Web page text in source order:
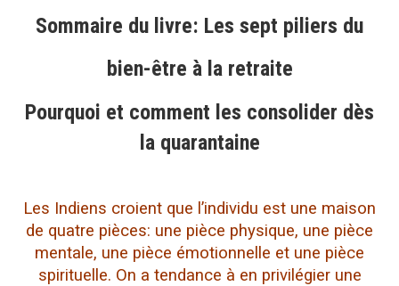
Sommaire du livre: Les sept piliers du
bien-être à la retraite
Pourquoi et comment les consolider dès
la quarantaine
Les Indiens croient que l’individu est une maison
de quatre pièces: une pièce physique, une pièce
mentale, une pièce émotionnelle et une pièce
spirituelle. On a tendance à en privilégier une